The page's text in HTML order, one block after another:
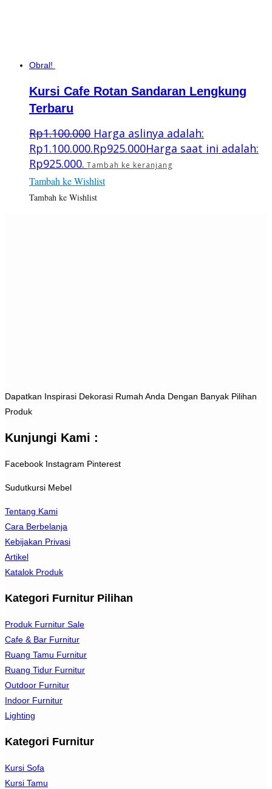
Obral!
Kursi Cafe Rotan Sandaran Lengkung
Terbaru
Rp1.100.000 Harga aslinya adalah:
Rp1.100.000.Rp925.000Harga saat ini adalah:
Rp925.000. Tambah ke keranjang
Tambah ke Wishlist
Tambah ke Wishlist
Dapatkan Inspirasi Dekorasi Rumah Anda Dengan Banyak Pilihan
Produk
Kunjungi Kami :
Facebook Instagram Pinterest
Sudutkursi Mebel
Tentang Kami
Cara Berbelanja
Kebijakan Privasi
Artikel
Katalok Produk
Kategori Furnitur Pilihan
Produk Furnitur Sale
Cafe & Bar Furnitur
Ruang Tamu Furnitur
Ruang Tidur Furnitur
Outdoor Furnitur
Indoor Furnitur
Lighting
Kategori Furnitur
Kursi Sofa
Kursi Tamu